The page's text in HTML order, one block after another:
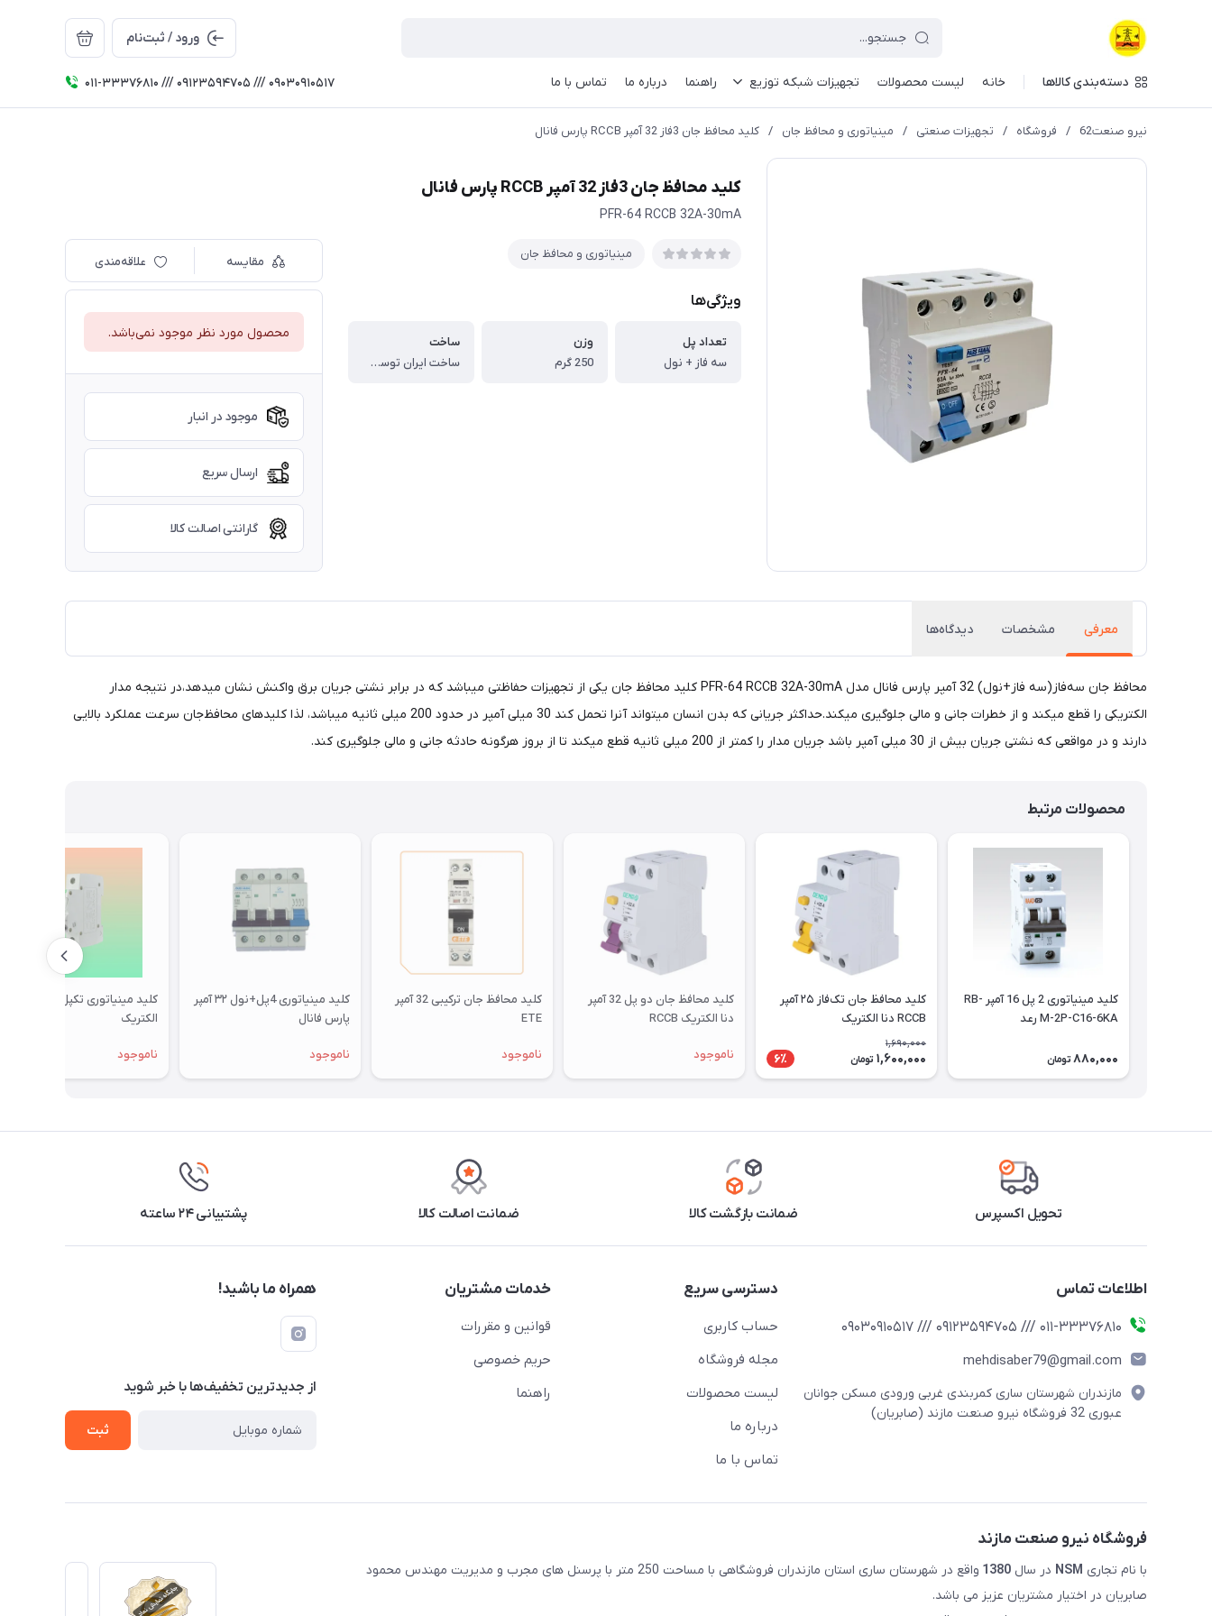
ورود / ثبت‌نام
دسته‌بندی کالاها خانه لیست محصولات تجهیزات شبکه توزیع راهنما درباره ما تماس با ما 011-33376810 /// 09123594705 /// 09030910517
نیرو صنعت62 / فروشگاه / تجهیزات صنعتی / مینیاتوری و محافظ جان / کلید محافظ جان 3فاز 32 آمپر RCCB پارس فانال
کلید محافظ جان 3فاز 32 آمپر RCCB پارس فانال
PFR-64 RCCB 32A-30mA
مینیاتوری و محافظ جان
ویژگی‌ها
تعداد پل
سه فاز + نول
وزن
250 گرم
ساخت
ساخت ایران توسط شرکت پارس فانال تحت لیسانس شرکت فانال آلمان
مقایسه علاقه‌مندی
محصول مورد نظر موجود نمی‌باشد.
موجود در انبار
ارسال سریع
گارانتی اصالت کالا
معرفی مشخصات دیدگاه‌ها
محافظ جان سه‌فاز(سه فاز+نول) 32 آمپر پارس فانال مدل PFR-64 RCCB 32A-30mA کلید محافظ جان یکی از تجهیزات حفاظتی میباشد که در برابر نشتی جریان برق واکنش نشان میدهد،در نتیجه مدار
الکتریکی را قطع میکند و از خطرات جانی و مالی جلوگیری میکند.حداکثر جریانی که بدن انسان میتواند آنرا تحمل کند 30 میلی آمپر در حدود 200 میلی ثانیه میباشد، لذا کلیدهای محافظ‌جان سرعت عملکرد بالایی
دارند و در‌ مواقعی که نشتی جریان بیش از 30 میلی آمپر باشد جریان مدار را کمتر از 200 میلی ثانیه قطع میکند تا از بروز هرگونه حادثه جانی و مالی جلوگیری کند.
محصولات مرتبط
کلید مینیاتوری 2 پل 16 آمپر RB-
M-2P-C16-6KA رعد
880,000 تومان
کلید محافظ جان تک‌فاز ۲۵ آمپر
RCCB دنا الکتریک
1,690,000
1,600,000 تومان 6٪
کلید محافظ جان دو پل 32 آمپر
دنا الکتریک RCCB
ناموجود
کلید محافظ جان ترکیبی 32 آمپر
ETE
ناموجود
کلید مینیاتوری 4پل+نول ۳۲ آمپر
پارس فانال
ناموجود
الکتریک
ناموجود
تحویل اکسپرس ضمانت بازگشت کالا ضمانت اصالت کالا پشتیبانی ۲۴ ساعته
اطلاعات تماس
011-33376810 /// 09123594705 /// 09030910517
mehdisaber79@gmail.com
مازندران شهرستان ساری کمربندی غربی ورودی مسکن جوانان
عبوری 32 فروشگاه نیرو صنعت مازند (صابریان)
دسترسی سریع
حساب کاربری
مجله فروشگاه
لیست محصولات
درباره ما
تماس با ما
خدمات مشتریان
قوانین و مقررات
حریم خصوصی
راهنما
همراه ما باشید!
از جدید‌ترین تخفیف‌ها با‌ خبر شوید
ثبت
فروشگاه نیرو صنعت مازند
با نام تجاری NSM در سال 1380
واقع در شهرستان ساری استان مازندران فروشگاهی با مساحت 250 متر با پرسنل های مجرب و مدیریت مهندس محمود
صابریان در اختیار مشتریان عزیز می باشد.